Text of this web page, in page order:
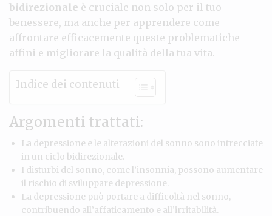
bidirezionale è cruciale non solo per il tuo
benessere, ma anche per apprendere come
affrontare efficacemente queste problematiche
affini e migliorare la qualità della tua vita.
Indice dei contenuti
Argomenti trattati:
La depressione e le alterazioni del sonno sono intrecciate
in un ciclo bidirezionale.
I disturbi del sonno, come l’insonnia, possono aumentare
il rischio di sviluppare depressione.
La depressione può portare a difficoltà nel sonno,
contribuendo all’affaticamento e all’irritabilità.